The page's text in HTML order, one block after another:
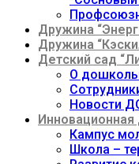
Дружина
Дружина
Детский сад
О
Новости
Инновационная
Кампус
Школа –